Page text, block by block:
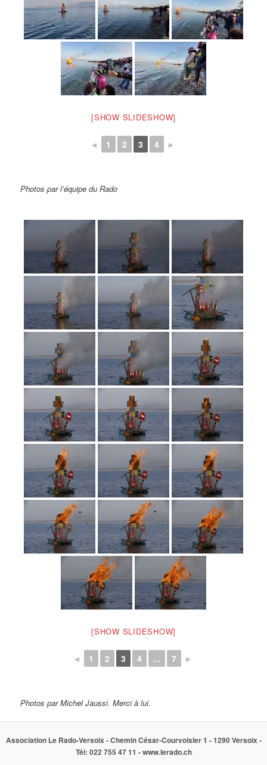
[SHOW SLIDESHOW]
◄ 1 2 3 4 ►
Photos par l’équipe du Rado
[SHOW SLIDESHOW]
◄ 1 2 3 4 ... 7 ►
Photos par Michel Jaussi. Merci à lui.
Association Le Rado-Versoix - Chemin César-Courvoisier 1 - 1290 Versoix -
Tél: 022 755 47 11 - www.lerado.ch